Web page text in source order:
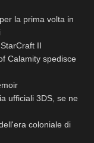
la prima volta in
II
Calamity spedisce
ufficiali 3DS, se ne
coloniale di